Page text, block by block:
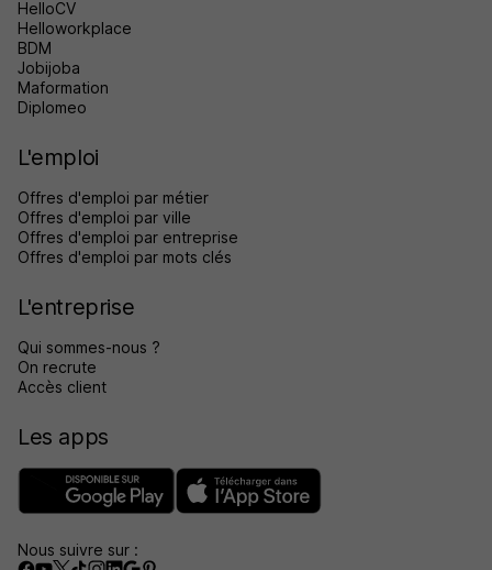
HelloCV
Helloworkplace
BDM
Jobijoba
Maformation
Diplomeo
L'emploi
Offres d'emploi par métier
Offres d'emploi par ville
Offres d'emploi par entreprise
Offres d'emploi par mots clés
L'entreprise
Qui sommes-nous ?
On recrute
Accès client
Les apps
Nous suivre sur :